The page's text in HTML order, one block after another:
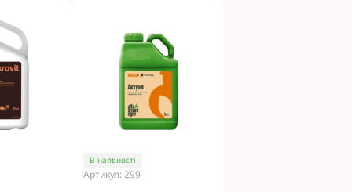
В наявності
Артикул: 299